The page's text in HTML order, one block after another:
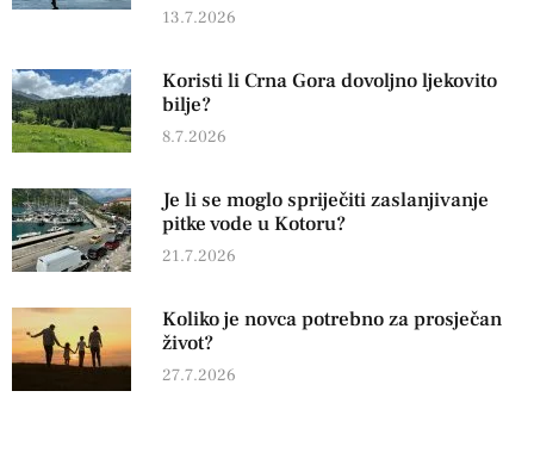
13.7.2026
Koristi li Crna Gora dovoljno ljekovito
bilje?
8.7.2026
Je li se moglo spriječiti zaslanjivanje
pitke vode u Kotoru?
21.7.2026
Koliko je novca potrebno za prosječan
život?
27.7.2026